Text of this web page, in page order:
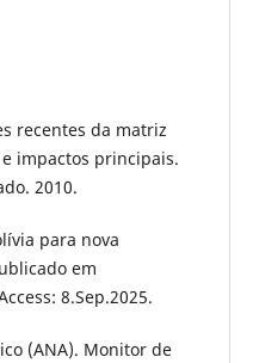
recentes da matriz
impactos principais.
2010.
para nova
em
8.Sep.2025.
(ANA). Monitor de